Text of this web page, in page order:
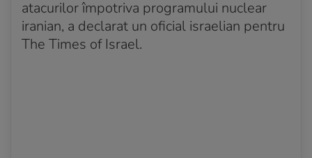
atacurilor împotriva programului nuclear
iranian, a declarat un oficial israelian pentru
The Times of Israel.